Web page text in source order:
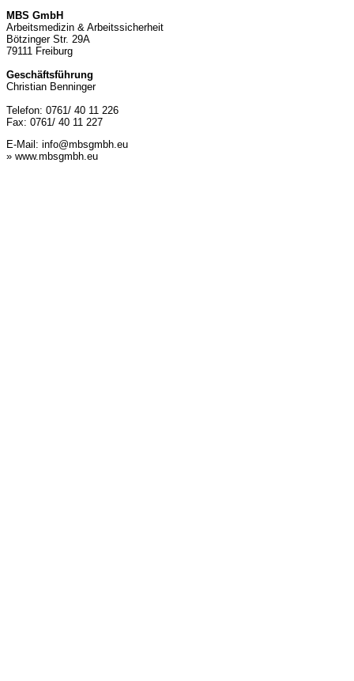
MBS GmbH
Arbeitsmedizin & Arbeitssicherheit
Bötzinger Str. 29A
79111 Freiburg
Geschäftsführung
Christian Benninger
Telefon: 0761/ 40 11 226
Fax: 0761/ 40 11 227
E-Mail: info@mbsgmbh.eu
» www.mbsgmbh.eu